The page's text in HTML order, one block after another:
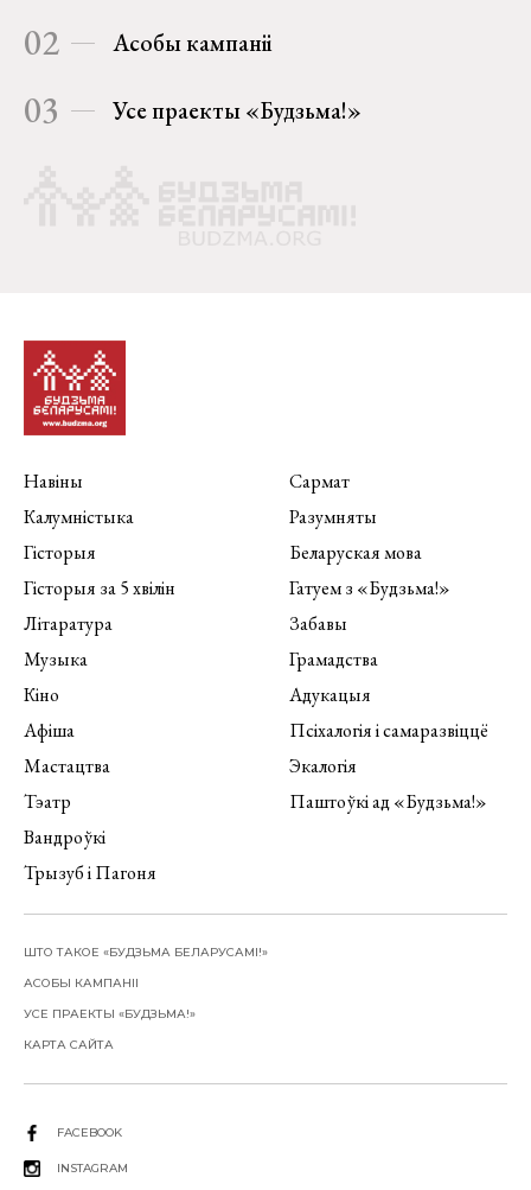
02 Асобы кампаніі
03 Усе праекты «Будзьма!»
Навіны
Калумністыка
Гісторыя
Гісторыя за 5 хвілін
Літаратура
Музыка
Кіно
Афіша
Мастацтва
Тэатр
Вандроўкі
Трызуб і Пагоня
Сармат
Разумняты
Беларуская мова
Гатуем з «Будзьма!»
Забавы
Грамадства
Адукацыя
Псіхалогія і самаразвіццё
Экалогія
Паштоўкі ад «Будзьма!»
ШТО ТАКОЕ «БУДЗЬМА БЕЛАРУСАМІ!»
АСОБЫ КАМПАНІІ
УСЕ ПРАЕКТЫ «БУДЗЬМА!»
КАРТА САЙТА
FACEBOOK
INSTAGRAM